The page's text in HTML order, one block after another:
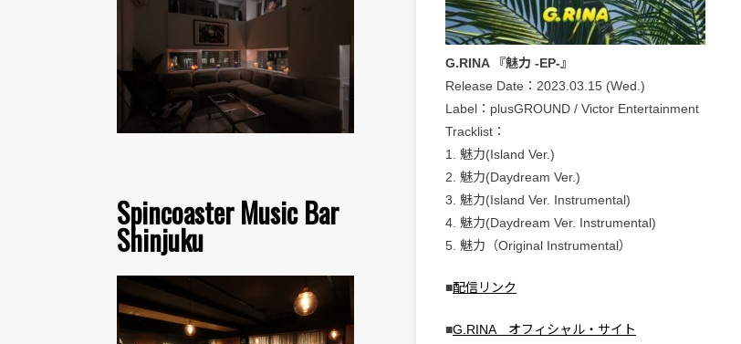
Spincoaster Music Bar
Shinjuku
G.RINA 『魅力 -EP-』
Release Date：2023.03.15 (Wed.)
Label：plusGROUND / Victor Entertainment
Tracklist：
1. 魅力(Island Ver.)
2. 魅力(Daydream Ver.)
3. 魅力(Island Ver. Instrumental)
4. 魅力(Daydream Ver. Instrumental)
5. 魅力（Original Instrumental）
■配信リンク
■G.RINA オフィシャル・サイト